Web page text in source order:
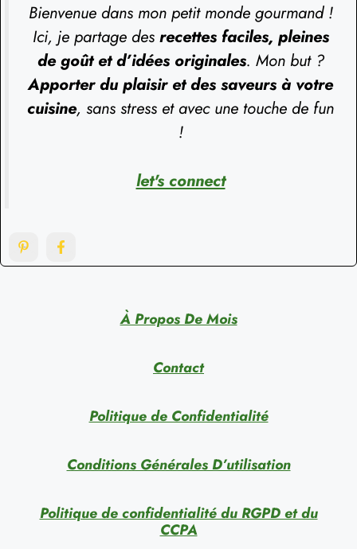
Bienvenue dans mon petit monde gourmand !
Ici, je partage des recettes faciles, pleines
de goût et d’idées originales. Mon but ?
Apporter du plaisir et des saveurs à votre
cuisine, sans stress et avec une touche de fun
!
let's connect
À Propos De Mois
Contact
Politique de Confidentialité
Conditions Générales D’utilisation
Politique de confidentialité du RGPD et du
CCPA